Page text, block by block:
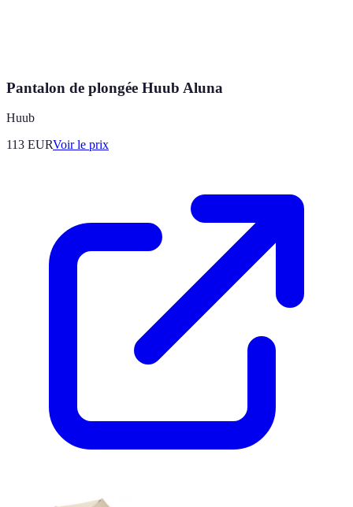
Pantalon de plongée Huub Aluna
Huub
113 EURVoir le prix